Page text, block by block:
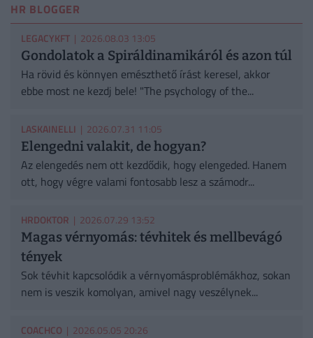
HR BLOGGER
LEGACYKFT | 2026.08.03 13:05
Gondolatok a Spiráldinamikáról és azon túl
Ha rövid és könnyen emészthető írást keresel, akkor
ebbe most ne kezdj bele! "The psychology of the...
LASKAINELLI | 2026.07.31 11:05
Elengedni valakit, de hogyan?
Az elengedés nem ott kezdődik, hogy elengeded. Hanem
ott, hogy végre valami fontosabb lesz a számodr...
HRDOKTOR | 2026.07.29 13:52
Magas vérnyomás: tévhitek és mellbevágó
tények
Sok tévhit kapcsolódik a vérnyomásproblémákhoz, sokan
nem is veszik komolyan, amivel nagy veszélynek...
COACHCO | 2026.05.05 20:26